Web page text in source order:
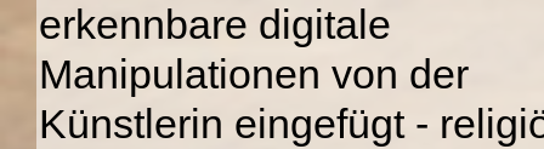
erkennbare digitale
Manipulationen von der
Künstlerin eingefügt -